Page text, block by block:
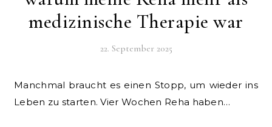
medizinische Therapie war
22. September 2025
Manchmal braucht es einen Stopp, um wieder ins
Leben zu starten. Vier Wochen Reha haben…